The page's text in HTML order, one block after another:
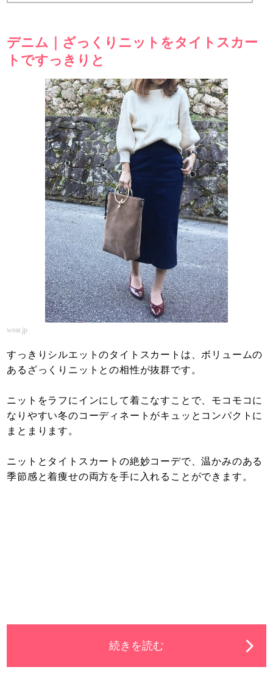
デニム｜ざっくりニットをタイトスカー
トですっきりと
wear.jp
すっきりシルエットのタイトスカートは、ボリュームの
あるざっくりニットとの相性が抜群です。
ニットをラフにインにして着こなすことで、モコモコに
なりやすい冬のコーディネートがキュッとコンパクトに
まとまります。
ニットとタイトスカートの絶妙コーデで、温かみのある
季節感と着痩せの両方を手に入れることができます。
続きを読む